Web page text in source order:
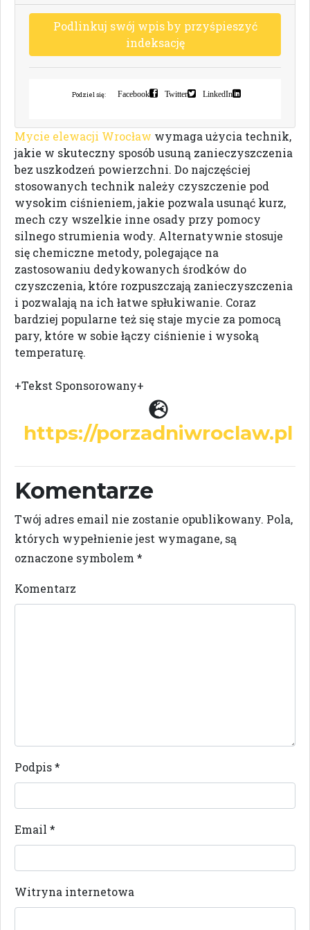
Podlinkuj swój wpisby przyśpieszyć
indeksację
Podziel się: Facebook Twitter LinkedIn
Mycie elewacji Wrocław wymaga użycia technik,
jakie w skuteczny sposób usuną zanieczyszczenia
bez uszkodzeń powierzchni. Do najczęściej
stosowanych technik należy czyszczenie pod
wysokim ciśnieniem, jakie pozwala usunąć kurz,
mech czy wszelkie inne osady przy pomocy
silnego strumienia wody. Alternatywnie stosuje
się chemiczne metody, polegające na
zastosowaniu dedykowanych środków do
czyszczenia, które rozpuszczają zanieczyszczenia
i pozwalają na ich łatwe spłukiwanie. Coraz
bardziej popularne też się staje mycie za pomocą
pary, które w sobie łączy ciśnienie i wysoką
temperaturę.
+Tekst Sponsorowany+
https://porzadniwroclaw.pl
Komentarze
Twój adres email nie zostanie opublikowany. Pola,
których wypełnienie jest wymagane, są
oznaczone symbolem *
Komentarz
Podpis*
Email *
Witryna internetowa